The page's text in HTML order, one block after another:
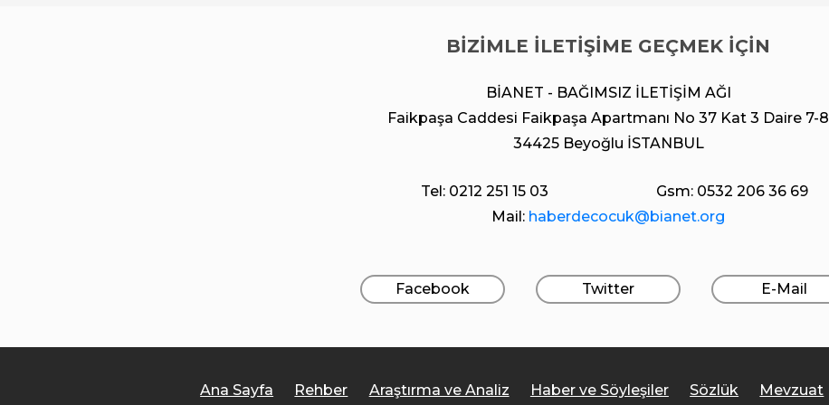
BİZİMLE İLETİŞİME GEÇMEK İÇİN
BİANET - BAĞIMSIZ İLETİŞİM AĞI
Faikpaşa Caddesi Faikpaşa Apartmanı No 37 Kat 3 Daire 7-8
34425 Beyoğlu İSTANBUL
Tel: 0212 251 15 03
Gsm: 0532 206 36 69
Mail: haberdecocuk@bianet.org
Facebook Twitter E-Mail
Ana Sayfa Rehber Araştırma ve Analiz Haber ve Söyleşiler Sözlük Mevzuat